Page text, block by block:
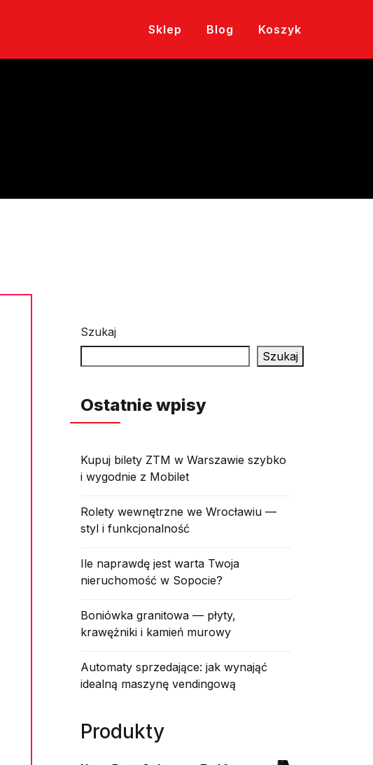
Sklep Blog Koszyk
Szukaj
Szukaj
Ostatnie wpisy
Kupuj bilety ZTM w Warszawie szybko
i wygodnie z Mobilet
Rolety wewnętrzne we Wrocławiu —
styl i funkcjonalność
Ile naprawdę jest warta Twoja
nieruchomość w Sopocie?
Boniówka granitowa — płyty,
krawężniki i kamień murowy
Automaty sprzedające: jak wynająć
idealną maszynę vendingową
Produkty